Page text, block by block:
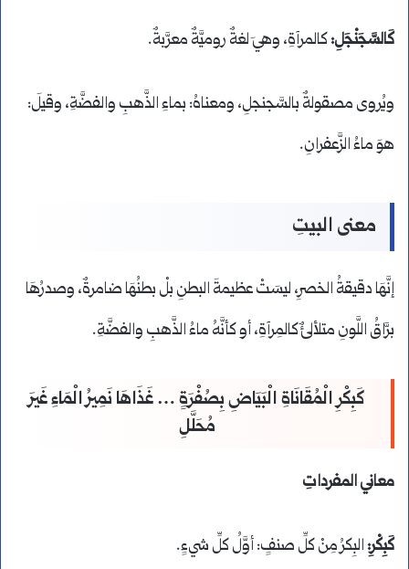
كَالسَّجَنْجَلِ:كالمرآةِ، وهيَ لغةٌ روميَّةٌ معرَّبةٌ.
ويُروى مصقولةٌ بالسَّجنجلِ، ومعناهُ: بماءِ الذَّهبِ والفضَّةِ، وقيلَ:
هوَ ماءُ الزَّعفرانِ.
معنى البيتِ
إنَّهَا دقيقةُ الخصرِ، ليسَتْ عظيمةَ البطنِ بلْ بطنُهَا ضامرةٌ، وصدرُهَا
برَّاقُ اللَّونِ متلألئٌ كالمِرآةِ، أو كأنَّهُ ماءُ الذَّهبِ والفضَّةِ.
كَبِكْرِ الْمُقَانَاةِ الْبَيَاضِ بِصُفْرَةٍ … غَذَاهَا نَمِيرُ الْمَاءِ غَيرَ
مُحَلَّلِ
معاني المفرداتِ
كَبِكْرِ:البِكرُ مِنْ كلِّ صنفٍ: أوَّلُ كلِّ شيءٍ.